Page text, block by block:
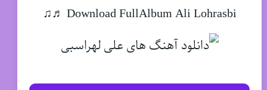
Download FullAlbum Ali Lohrasbi ♬♫